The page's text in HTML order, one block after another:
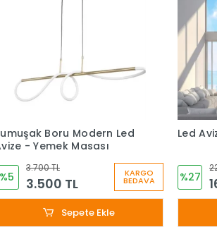
Boru Modern Led
- Yemek Masası
%5
3.700 TL
3.500 TL
KARGO
BEDAVA
Sepete Ekle
Led
%27